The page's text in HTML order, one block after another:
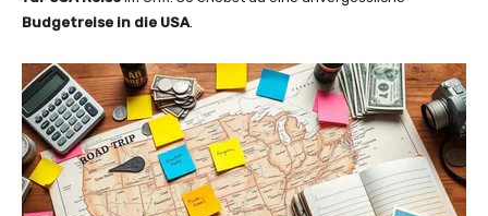
Budgetreise in die USA